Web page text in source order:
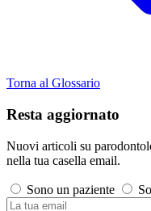
Torna al Glossario
Resta aggiornato
Nuovi articoli su
nella tua casella email.
Sono un paziente